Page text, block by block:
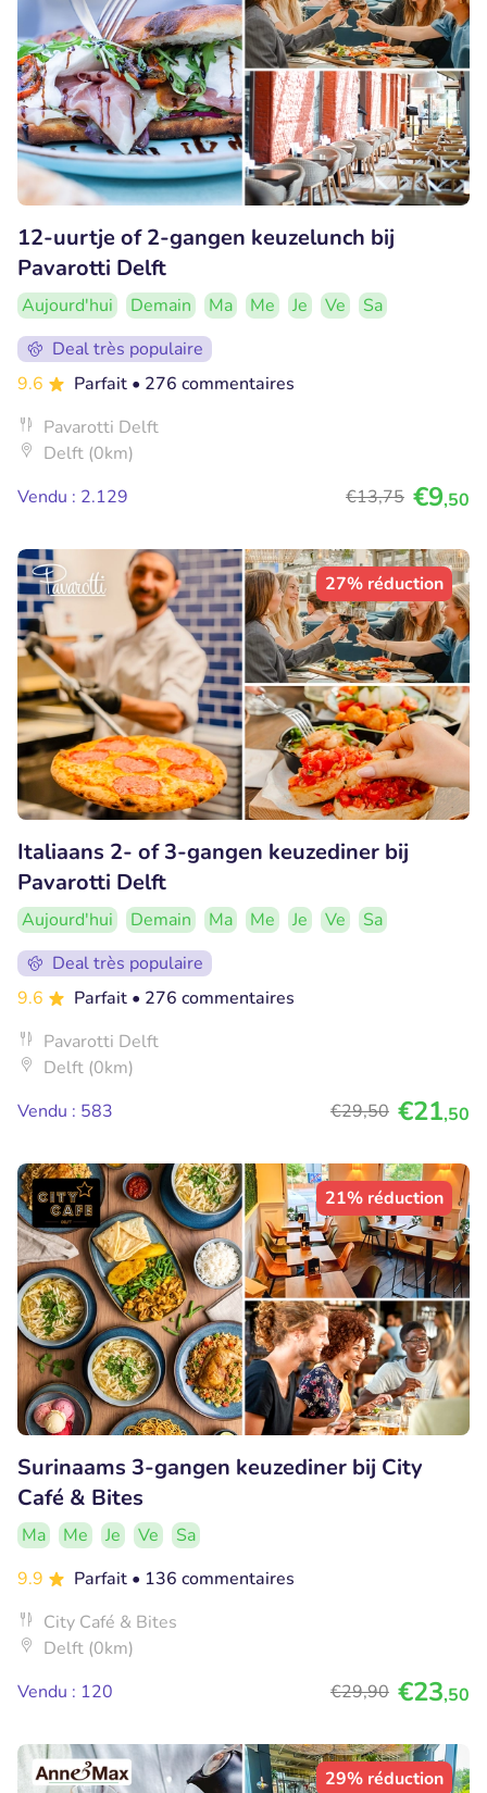
12-uurtje of 2-gangen keuzelunch bij
Pavarotti Delft
Aujourd'hui Demain Ma Me Je Ve
Sa
Deal très populaire
9.6
Parfait • 276 commentaires
Pavarotti Delft
Delft (0km)
Vendu : 2.129
€13,75 €9,50
27% réduction
Italiaans 2- of 3-gangen keuzediner bij
Pavarotti Delft
Aujourd'hui Demain Ma Me Je Ve
Sa
Deal très populaire
9.6
Parfait • 276 commentaires
Pavarotti Delft
Delft (0km)
Vendu : 583
€29,50 €21,50
21% réduction
Surinaams 3-gangen keuzediner bij City
Café & Bites
Ma Me Je Ve
Sa
9.9
Parfait • 136 commentaires
City Café & Bites
Delft (0km)
Vendu : 120
€29,90 €23,50
29% réduction